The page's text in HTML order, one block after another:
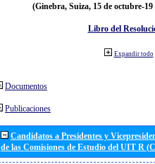
(Ginebra, Suiza, 15 de octubre-19
Libro del
Expandir todo
Documentos
Publicaciones
Candidatos a Presidentes y
de las Comisiones de Estudio del UIT R